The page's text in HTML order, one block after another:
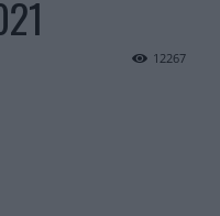
12267